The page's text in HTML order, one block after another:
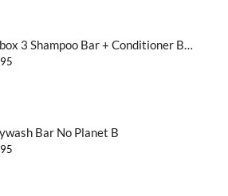
Giftbox 3 Shampoo Bar + Conditioner Bar + Body Wash Bar + Solid Bar Bag No Planet B
Bar No Planet B